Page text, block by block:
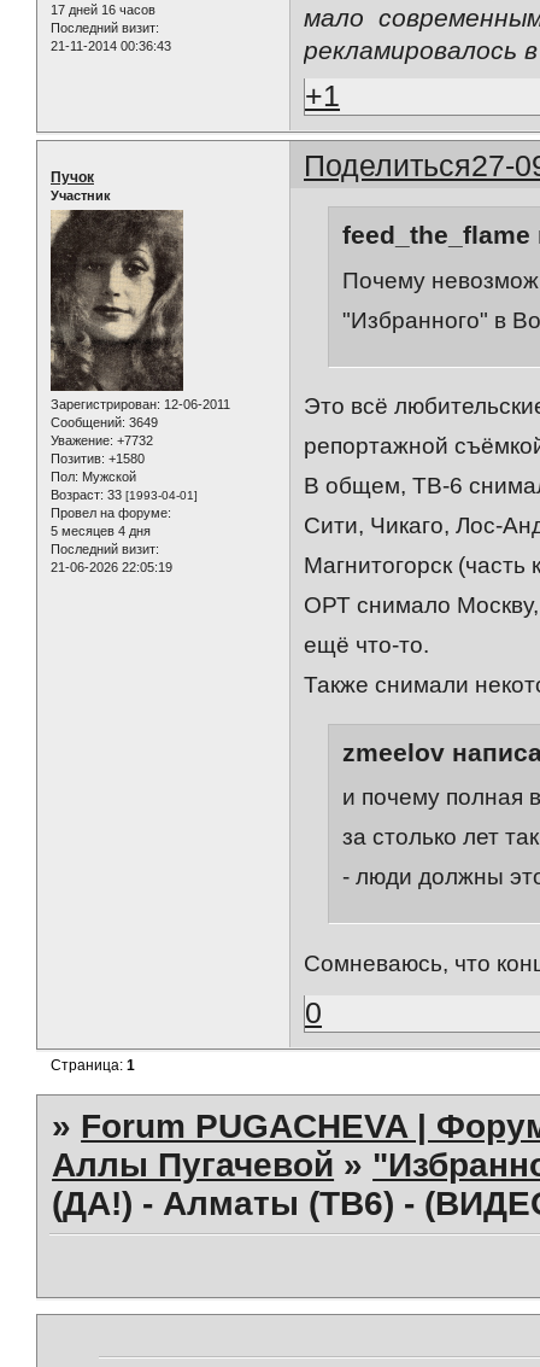
17 дней 16 часов
Последний визит:
21-11-2014 00:36:43
мало
рекламировалось
+1
Поделиться27-
Пучок
Участник
Зарегистрирован: 12-06-2011
Сообщений: 3649
Уважение: +7732
Позитив: +1580
Пол: Мужской
Возраст: 33 [1993-04-01]
Провел на форуме:
5 месяцев 4 дня
Последний визит:
21-06-2026 22:05:19
feed_the_flame
Почему
"Избранного" в
Это всё
репортажной
В общем, ТВ-6
Сити, Чикаго, Лос-
Магнитогорск
ОРТ снимало
ещё что-то.
Также снимали
zmeelov
и почему полная
за столько лет
- люди должны
Сомневаюсь, что
0
Страница:1
» Forum PUGACHEVA |
Аллы Пугачевой »
(ДА!) - Алматы (ТВ6) -